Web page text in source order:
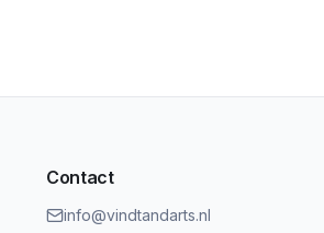
Contact
info@vindtandarts.nl